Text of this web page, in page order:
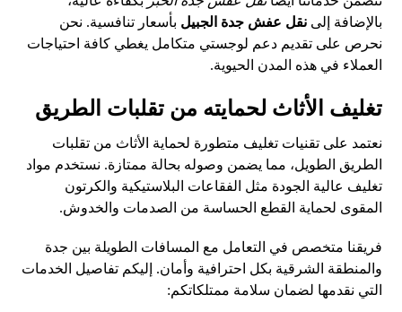
بالإضافة إلىنقل عفش جدة الجبيل بأسعار تنافسية. نحن
نحرص على تقديم دعم لوجستي متكامل يغطي كافة احتياجات
العملاء في هذه المدن الحيوية.
تغليف الأثاث لحمايته من تقلبات الطريق
نعتمد على تقنيات تغليف متطورة لحماية الأثاث من تقلبات
الطريق الطويل، مما يضمن وصوله بحالة ممتازة. نستخدم مواد
تغليف عالية الجودة مثل الفقاعات البلاستيكية والكرتون
المقوى لحماية القطع الحساسة من الصدمات والخدوش.
فريقنا متخصص في التعامل مع المسافات الطويلة بين جدة
والمنطقة الشرقية بكل احترافية وأمان. إليكم تفاصيل الخدمات
التي نقدمها لضمان سلامة ممتلكاتكم: